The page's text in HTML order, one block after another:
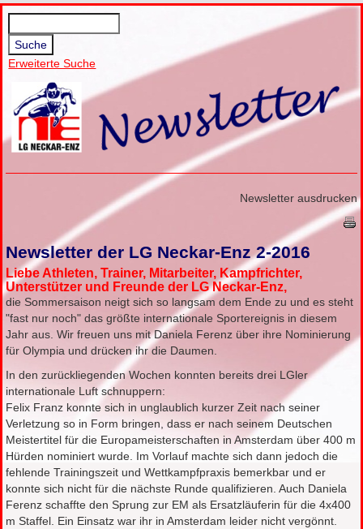
Erweiterte Suche
Newsletter ausdrucken
Newsletter der LG Neckar-Enz 2-2016
Liebe Athleten, Trainer, Mitarbeiter, Kampfrichter,
Unterstützer und Freunde der LG Neckar-Enz,
die Sommersaison neigt sich so langsam dem Ende zu und es steht
"fast nur noch" das größte internationale Sportereignis in diesem
Jahr aus. Wir freuen uns mit Daniela Ferenz über ihre Nominierung
für Olympia und drücken ihr die Daumen.
In den zurückliegenden Wochen konnten bereits drei LGler
internationale Luft schnuppern:
Felix Franz konnte sich in unglaublich kurzer Zeit nach seiner
Verletzung so in Form bringen, dass er nach seinem Deutschen
Meistertitel für die Europameisterschaften in Amsterdam über 400 m
Hürden nominiert wurde. Im Vorlauf machte sich dann jedoch die
fehlende Trainingszeit und Wettkampfpraxis bemerkbar und er
konnte sich nicht für die nächste Runde qualifizieren. Auch Daniela
Ferenz schaffte den Sprung zur EM als Ersatzläuferin für die 4x400
m Staffel. Ein Einsatz war ihr in Amsterdam leider nicht vergönnt.